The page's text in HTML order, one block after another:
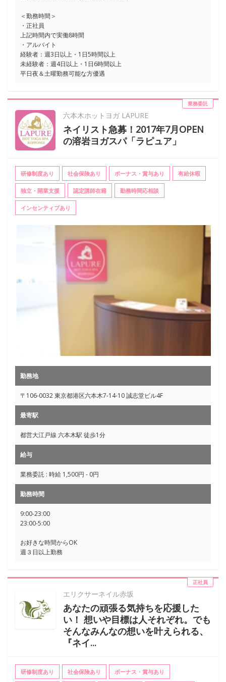
＜勤務時間＞
・正社員
上記時間内で実働8時間
・アルバイト
経験者：週3日以上・1日5時間以上
未経験者：週4日以上・1日6時間以上
平日夜＆土曜勤務可能な方優遇
業務委託
六本木ホットヨガ LAPURE
ネイリスト急募！2017年7月OPEN
の溶岩ヨガスパ「ラピュア」
研修制度あり 社会保険あり ボーナス・賞与あり 有給休暇
独立・開業支援 認定講師在籍 勤務時間応相談
インセンティブあり
勤務地
〒106-0032 東京都港区六本木7-14-10 誠志堂ビル4F
最寄駅
都営大江戸線 六本木駅 徒歩1分
給与
業務委託 : 時給 1,500円 - 0円
勤務時間
9:00-23:00
23:00-5:00
お好きな時間からOK
週３日以上勤務
正社員
エリクサーネイル赤坂
あなたの頑張る気持ちを応援した
い！ 想いや目標は人それぞれ。でも
そんなみんなの想いを叶えられる、
『ネイ...
研修制度あり 社会保険あり ボーナス・賞与あり